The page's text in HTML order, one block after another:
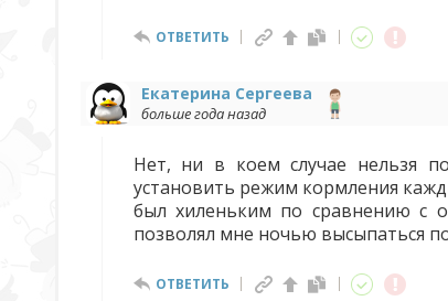
ОТВЕТИТЬ
Екатерина Сергеева
больше года назад
Нет, ни в коем случае нельзя
установить режим кормления
был хиленьким по сравнению с
позволял мне ночью высыпаться
ОТВЕТИТЬ